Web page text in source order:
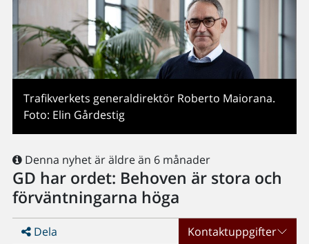
Trafikverkets generaldirektör Roberto Maiorana.
Foto: Elin Gårdestig
Denna nyhet är äldre än 6 månader
GD har ordet: Behoven är stora och
förväntningarna höga
Dela Kontaktuppgifter